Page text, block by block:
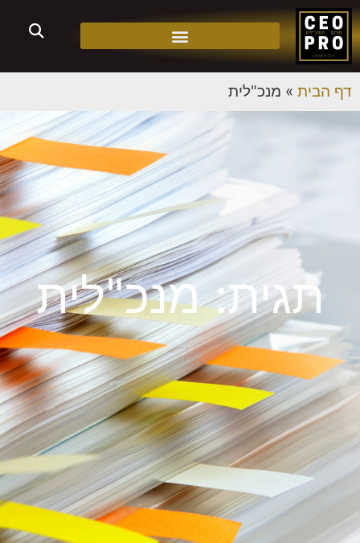
דף הבית » מנכ"לית
תגית: מנכ"לית